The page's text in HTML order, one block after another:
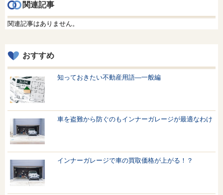
関連記事
関連記事はありません。
おすすめ
知っておきたい不動産用語—一般編
車を盗難から防ぐのもインナーガレージが最適なわけ
インナーガレージで車の買取価格が上がる！？